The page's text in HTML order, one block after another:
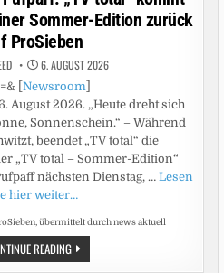
Sommer-Edition zurück
ProSieben
6. AUGUST 2026
[Newsroom
August 2026. „Heute dreht sich
Sonnenschein.“ – Während
beendet „TV total“ die
„TV total – Sommer-Edition“
nächsten Dienstag, …Lesen
hier weiter…
übermittelt durch news aktuell
READINGSOMMER.
SONNE.